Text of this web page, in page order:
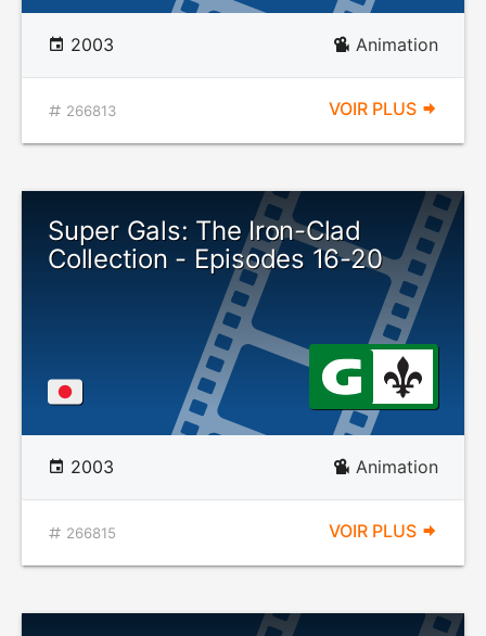
2003 Animation
266813 VOIR PLUS
Super Gals: The Iron-Clad
Collection - Episodes 16-20
2003 Animation
266815 VOIR PLUS